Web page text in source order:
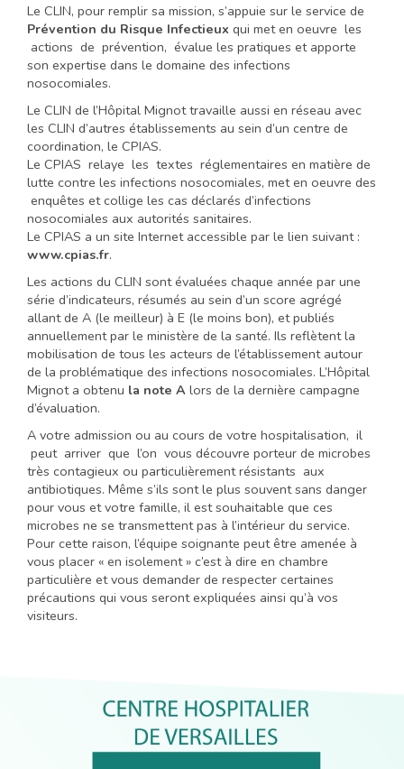
Le CLIN, pour remplir sa mission, s’appuie sur le service de
Prévention du Risque Infectieux qui met en oeuvre les
actions de prévention, évalue les pratiques et apporte
son expertise dans le domaine des infections
nosocomiales.
Le CLIN de l’Hôpital Mignot travaille aussi en réseau avec
les CLIN d’autres établissements au sein d’un centre de
coordination, le CPIAS.
Le CPIAS relaye les textes réglementaires en matière de
lutte contre les infections nosocomiales, met en oeuvre des
enquêtes et collige les cas déclarés d’infections
nosocomiales aux autorités sanitaires.
Le CPIAS a un site Internet accessible par le lien suivant :
www.cpias.fr.
Les actions du CLIN sont évaluées chaque année par une
série d’indicateurs, résumés au sein d’un score agrégé
allant de A (le meilleur) à E (le moins bon), et publiés
annuellement par le ministère de la santé. Ils reflètent la
mobilisation de tous les acteurs de l’établissement autour
de la problématique des infections nosocomiales. L’Hôpital
Mignot a obtenu la note A lors de la dernière campagne
d’évaluation.
A votre admission ou au cours de votre hospitalisation, il
peut arriver que l’on vous découvre porteur de microbes
très contagieux ou particulièrement résistants aux
antibiotiques. Même s’ils sont le plus souvent sans danger
pour vous et votre famille, il est souhaitable que ces
microbes ne se transmettent pas à l’intérieur du service.
Pour cette raison, l’équipe soignante peut être amenée à
vous placer « en isolement » c’est à dire en chambre
particulière et vous demander de respecter certaines
précautions qui vous seront expliquées ainsi qu’à vos
visiteurs.